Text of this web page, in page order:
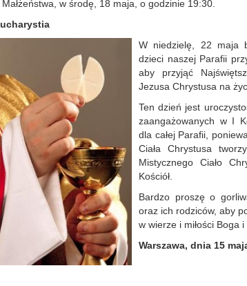
Małżeństwa, w środę, 18 maja, o godzinie 19:30.
W niedzielę, 22 maja
dzieci naszej Parafii
aby przyjąć
Jezusa Chrystusa na
Ten dzień jest
zaangażowanych w I
dla całej Parafii,
Ciała Chrystusa
Mistycznego Ciało
Kościół.
Bardzo proszę o
oraz ich rodziców, aby
w wierze i miłości Boga i
Warszawa, dnia 15